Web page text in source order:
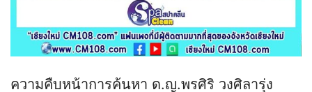
ความคืบหน้าการค้นหา ด.ญ.พรศิริ วงศิลารุ่ง